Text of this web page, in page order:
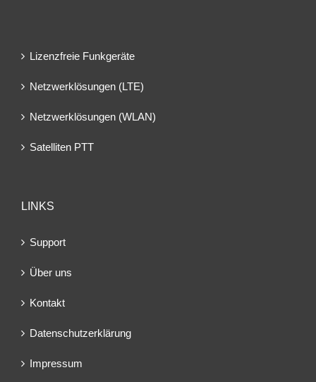
Lizenzfreie Funkgeräte
Netzwerklösungen (LTE)
Netzwerklösungen (WLAN)
Satelliten PTT
LINKS
Support
Über uns
Kontakt
Datenschutzerklärung
Impressum